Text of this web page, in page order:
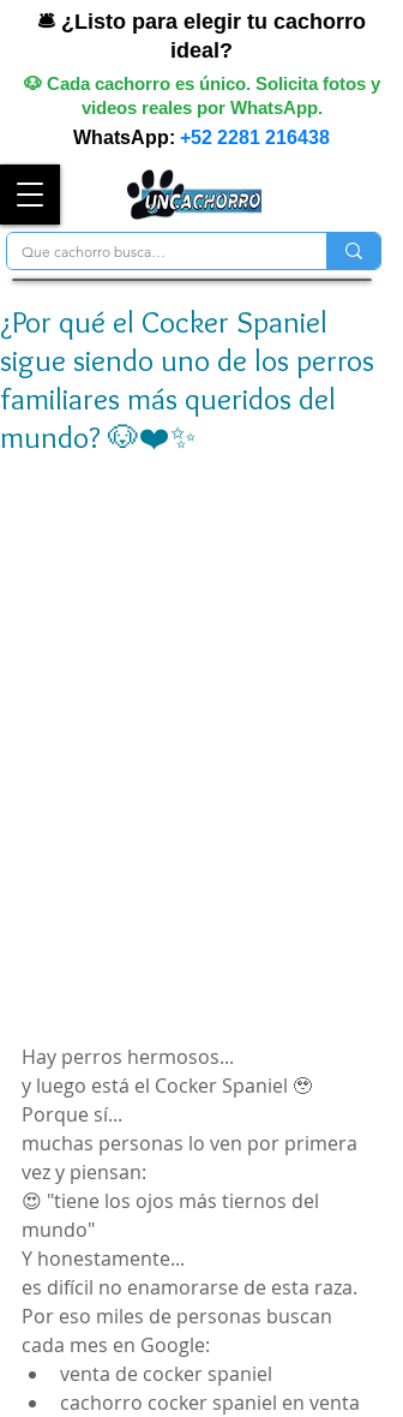
🛎️ ¿Listo para elegir tu cachorro
ideal?
🐶 Cada cachorro es único. Solicita fotos y
videos reales por WhatsApp.
WhatsApp: +52 2281 216438
¿Por qué el Cocker Spaniel
sigue siendo uno de los perros
familiares más queridos del
mundo? 🐶❤️✨
Hay perros hermosos...
y luego está el Cocker Spaniel 🥹
Porque sí...
muchas personas lo ven por primera
vez y piensan:
😍 "tiene los ojos más tiernos del
mundo"
Y honestamente...
es difícil no enamorarse de esta raza.
Por eso miles de personas buscan
cada mes en Google:
venta de cocker spaniel
cachorro cocker spaniel en venta